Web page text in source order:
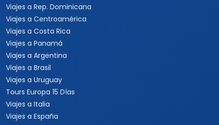
Viajes a Rep. Dominicana
Viajes a Centroamérica
Viajes a Costa Rica
Viajes a Panamá
Viajes a Argentina
Viajes a Brasil
Viajes a Uruguay
Tours Europa 15 Días
Viajes a Italia
Viajes a España